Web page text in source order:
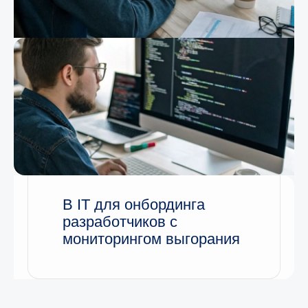
В IT для онбординга
разработчиков с
мониторингом выгорания
Контакты
Блог
Политика конфинденциальности
Makebiz©2026